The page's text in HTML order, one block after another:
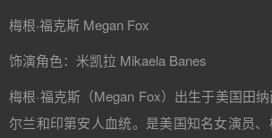
梅根·福克斯 Megan Fox
饰演角色：米凯拉 Mikaela Banes
梅根·福克斯（Megan Fox）出生于美国田
尔兰和印第安人血统。是美国知名女演员